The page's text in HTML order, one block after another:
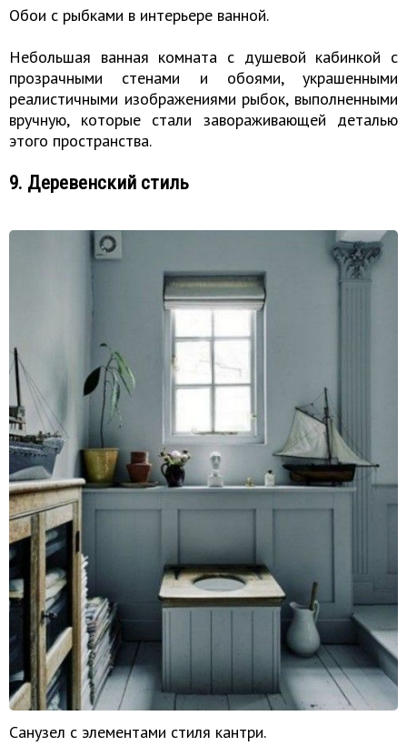
Обои с рыбками в интерьере ванной.
Небольшая ванная комната с душевой кабинкой с
прозрачными стенами и обоями, украшенными
реалистичными изображениями рыбок, выполненными
вручную, которые стали завораживающей деталью
этого пространства.
9. Деревенский стиль
Санузел с элементами стиля кантри.